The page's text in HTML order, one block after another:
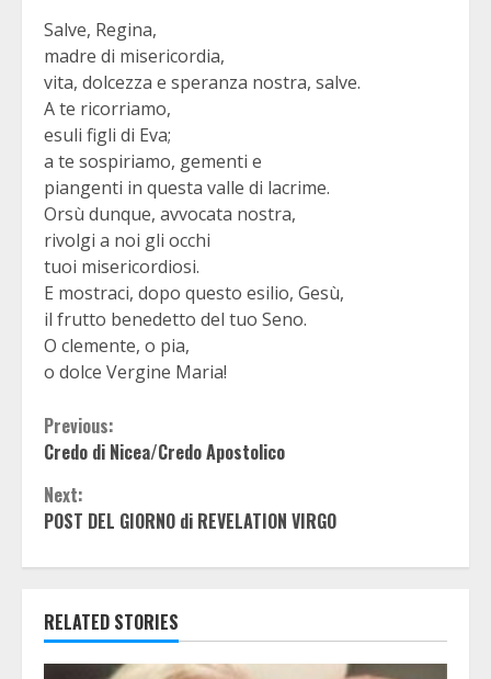
Salve, Regina,
madre di misericordia,
vita, dolcezza e speranza nostra, salve.
A te ricorriamo,
esuli figli di Eva;
a te sospiriamo, gementi e
piangenti in questa valle di lacrime.
Orsù dunque, avvocata nostra,
rivolgi a noi gli occhi
tuoi misericordiosi.
E mostraci, dopo questo esilio, Gesù,
il frutto benedetto del tuo Seno.
O clemente, o pia,
o dolce Vergine Maria!
Continue
Reading
Previous:
Credo di Nicea/Credo Apostolico
Next:
POST DEL GIORNO di REVELATION VIRGO
RELATED STORIES